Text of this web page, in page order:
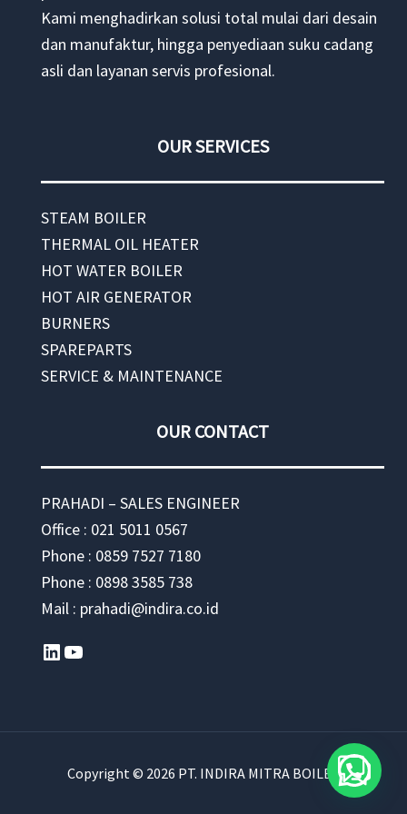
Kami menghadirkan solusi total mulai dari desain
dan manufaktur, hingga penyediaan suku cadang
asli dan layanan servis profesional.
OUR SERVICES
STEAM BOILER
THERMAL OIL HEATER
HOT WATER BOILER
HOT AIR GENERATOR
BURNERS
SPAREPARTS
SERVICE & MAINTENANCE
OUR CONTACT
PRAHADI – SALES ENGINEER
Office : 021 5011 0567
Phone : 0859 7527 7180
Phone : 0898 3585 738
Mail : prahadi@indira.co.id
LinkedIn YouTube
Copyright © 2026 PT. INDIRA MITRA BOILER